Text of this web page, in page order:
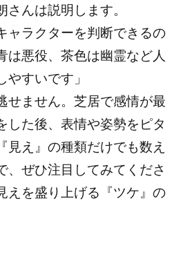
んは説明します。
ャラクターを判断できるの
は悪役、茶色は幽霊など人
すいです」
ません。芝居で感情が最
した後、表情や姿勢をピタ
え』の種類だけでも数え
、ぜひ注目してみてくださ
えを盛り上げる『ツケ』の